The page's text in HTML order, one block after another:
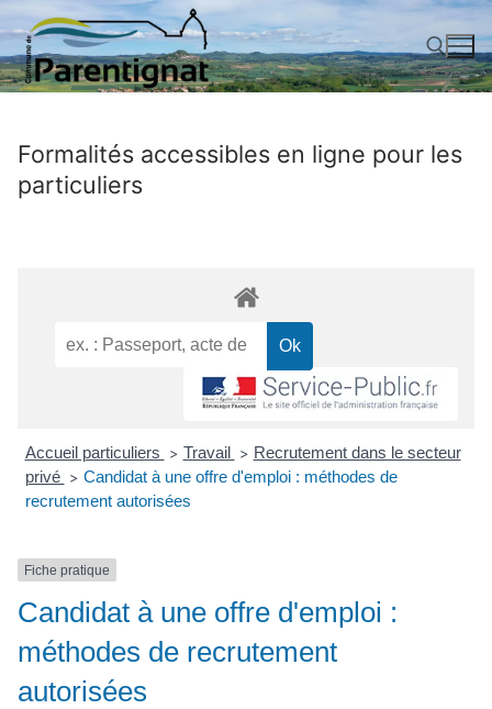
Aller
contenu
Formalités accessibles en ligne pour les
particuliers
Accueil particuliers > Travail > Recrutement dans le secteur
privé > Candidat à une offre d'emploi : méthodes de
recrutement autorisées
Fiche pratique
Candidat à une offre d'emploi :
méthodes de recrutement
autorisées